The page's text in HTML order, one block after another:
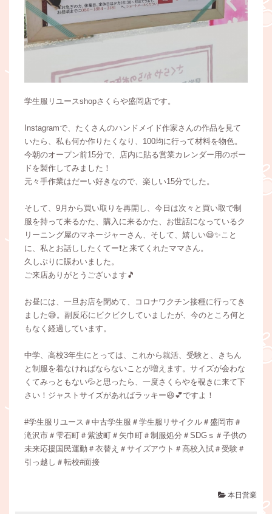
学生服リユースshopさくらや盛岡店です。
Instagramで、たくさんのハンドメイド作家さんの作品を見て
いたら、私も何か作りたくなり、100均に行って材料を物色。
今朝のオープン前15分で、店内に貼る営業カレンダー用のボー
ドを製作してみました！
元々手作業はだーい好きなので、楽しい15分でした。
そして、9月から買い取りを再開し、今日は次々と買い取で制
服を持って来るかた、購入に来るかた、お世話になっているク
リーニング屋のマネージャーさん、そして、嬉しい😃✨こと
に、私とお話ししたくてー❗と来てくれたママさん。
久しぶりに賑わいました。
ご来店ありがとうございます🎵
お昼には、一旦お店を閉めて、コロナワクチン接種に行ってき
ました😅。副反応にビクビクしていましたが、今のところ何と
もなく経過しています。
中学、高校3年生にとっては、これから就活、受験と、きちん
と制服を着なければならないことが増えます。サイズが会わな
くてみっともない💦と思ったら、一度さくらやを覗きに来て下
さい！ジャストサイズがあればラッキー😆💕ですよ！
#学生服リユース＃中古学生服＃学生服リサイクル＃盛岡市＃
滝沢市＃雫石町＃紫波町＃矢巾町＃制服処分＃SDGｓ＃子供の
未来応援国民運動＃衣替え＃サイズアウト＃高校入試＃受験＃
引っ越し＃転校#面接
本日営業